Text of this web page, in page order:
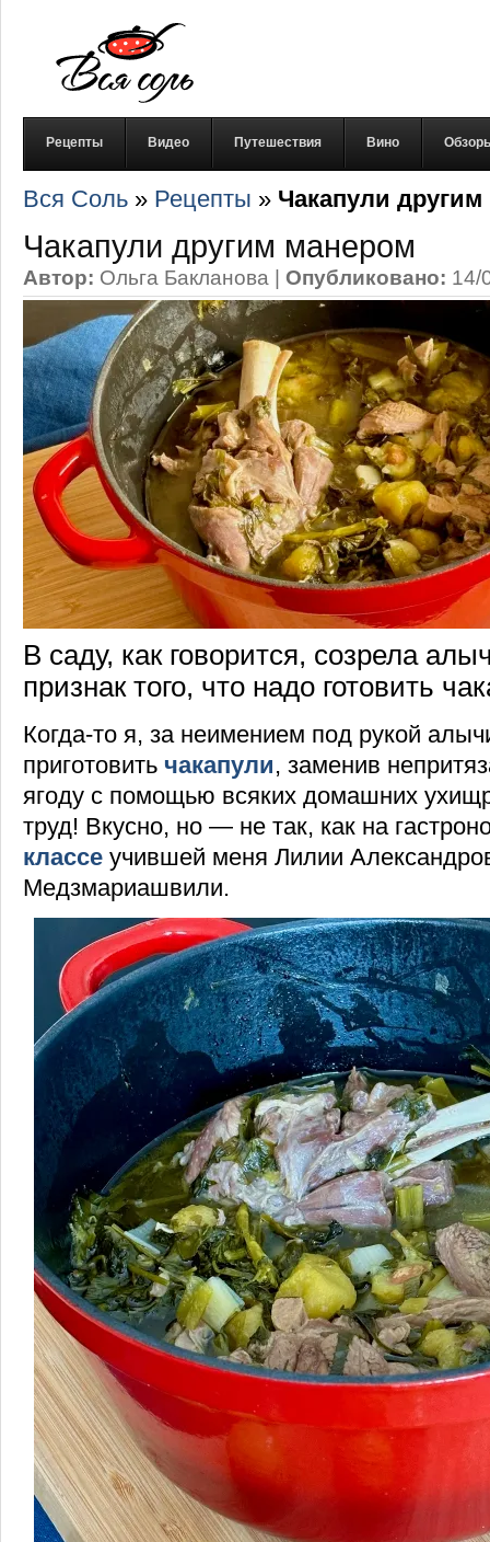
Рецепты Видео Путешествия Вино
Вся Соль » Рецепты » Чакапули
Чакапули другим манером
Автор: Ольга Бакланова | Опубликовано: 14/
В саду, как говорится, созрела
признак того, что надо готовить
Когда-то я, за неимением под рукой
приготовить чакапули, заменив
ягоду с помощью всяких домашних
труд! Вкусно, но — не так, как на
классе учившей меня Лилии
Медзмариашвили.